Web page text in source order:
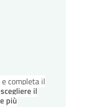
completa il
il
più